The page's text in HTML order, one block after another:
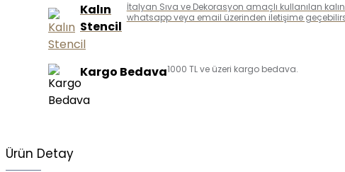
Kalın
Stencil
İtalyan Sıva ve Dekorasyon amaçlı kullanılan
whatsapp veya email üzerinden iletişime
Kargo Bedava1000 TL ve üzeri kargo bedava.
Ürün Detay